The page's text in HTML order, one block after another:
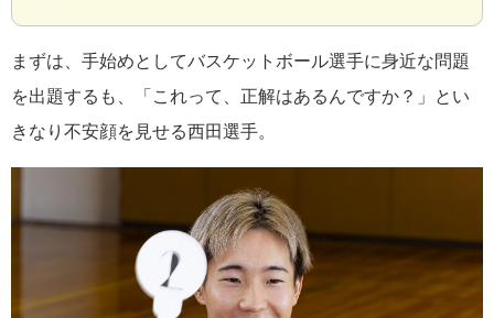
まずは、手始めとしてバスケットボール選手に身近な問題
を出題するも、「これって、正解はあるんですか？」とい
きなり不安顔を見せる西田選手。